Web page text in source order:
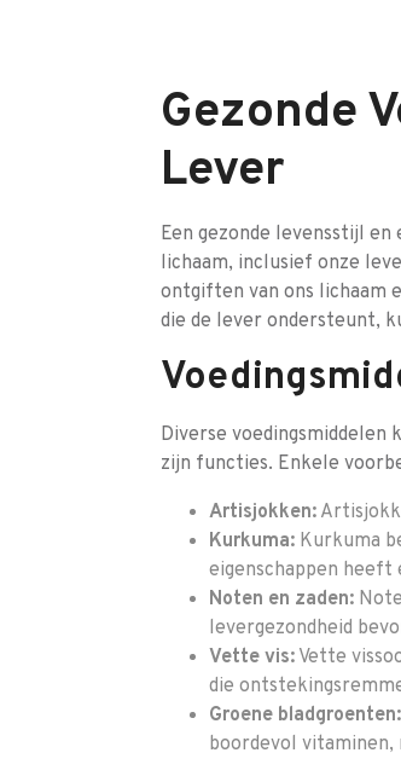
Gezonde
Lever
Een gezonde levensstijl
lichaam, inclusief onze
ontgiften van ons lichaam
die de lever ondersteunt,
Diverse voedingsmiddelen
zijn functies. Enkele
Artisjokken:
Kurkuma: Kurkuma
eigenschappen heeft
Noten en zaden:
levergezondheid
Vette vis: Vette
die
Groene bladgroenten:
boordevol vitaminen,